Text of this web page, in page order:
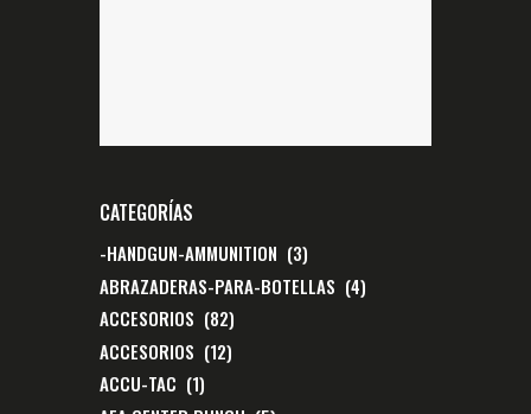
CATEGORÍAS
-HANDGUN-AMMUNITION (3)
ABRAZADERAS-PARA-BOTELLAS (4)
ACCESORIOS (82)
ACCESORIOS (12)
ACCU-TAC (1)